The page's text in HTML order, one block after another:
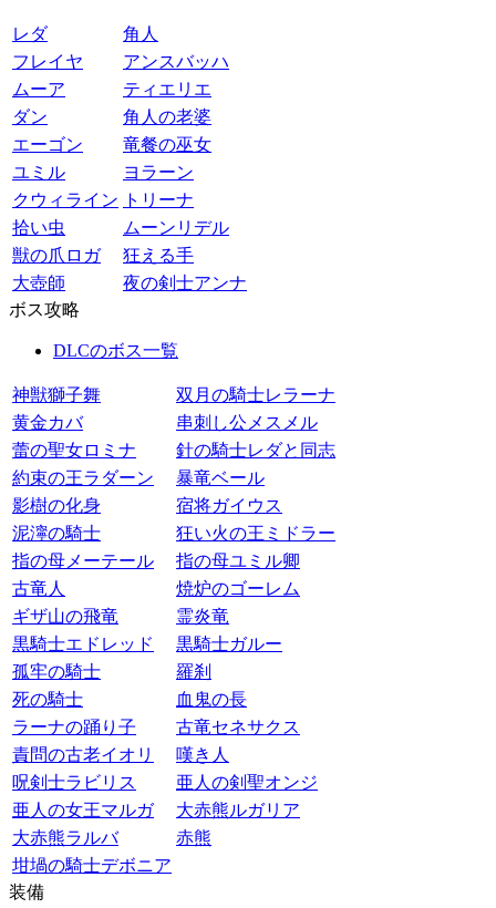
レダ
角人
フレイヤ
アンスバッハ
ムーア
ティエリエ
ダン
角人の老婆
エーゴン
竜餐の巫女
ユミル
ヨラーン
クウィライン
トリーナ
拾い虫
ムーンリデル
獣の爪ロガ
狂える手
大壺師
夜の剣士アンナ
ボス攻略
DLCのボス一覧
神獣獅子舞
双月の騎士レラーナ
黄金カバ
串刺し公メスメル
蕾の聖女ロミナ
針の騎士レダと同志
約束の王ラダーン
暴竜ベール
影樹の化身
宿将ガイウス
泥濘の騎士
狂い火の王ミドラー
指の母メーテール
指の母ユミル卿
古竜人
焼炉のゴーレム
ギザ山の飛竜
霊炎竜
黒騎士エドレッド
黒騎士ガルー
孤牢の騎士
羅刹
死の騎士
血鬼の長
ラーナの踊り子
古竜セネサクス
責問の古老イオリ
嘆き人
呪剣士ラビリス
亜人の剣聖オンジ
亜人の女王マルガ
大赤熊ルガリア
大赤熊ラルバ
赤熊
坩堝の騎士デボニア
装備